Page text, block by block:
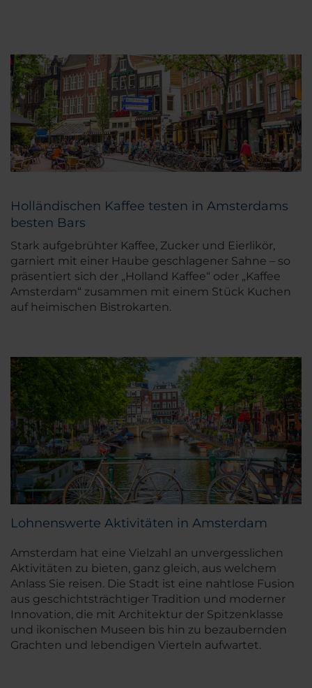
Holländischen Kaffee testen in Amsterdams
besten Bars
Stark aufgebrühter Kaffee, Zucker und Eierlikör,
garniert mit einer Haube geschlagener Sahne – so
präsentiert sich der „Holland Kaffee“ oder „Kaffee
Amsterdam“ zusammen mit einem Stück Kuchen
auf heimischen Bistrokarten.
Lohnenswerte Aktivitäten in Amsterdam
Amsterdam hat eine Vielzahl an unvergesslichen
Aktivitäten zu bieten, ganz gleich, aus welchem
Anlass Sie reisen. Die Stadt ist eine nahtlose Fusion
aus geschichtsträchtiger Tradition und moderner
Innovation, die mit Architektur der Spitzenklasse
und ikonischen Museen bis hin zu bezaubernden
Grachten und lebendigen Vierteln aufwartet.